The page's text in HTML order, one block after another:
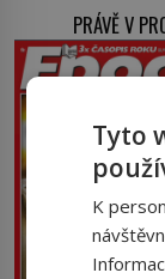
PRÁVĚ V
Tyto
K